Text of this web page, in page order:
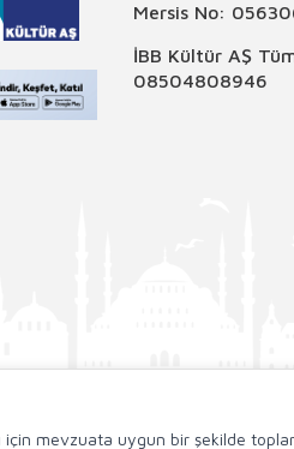
Mersis No:
İBB Kültür AŞ
08504808946
mevzuata uygun bir şekilde